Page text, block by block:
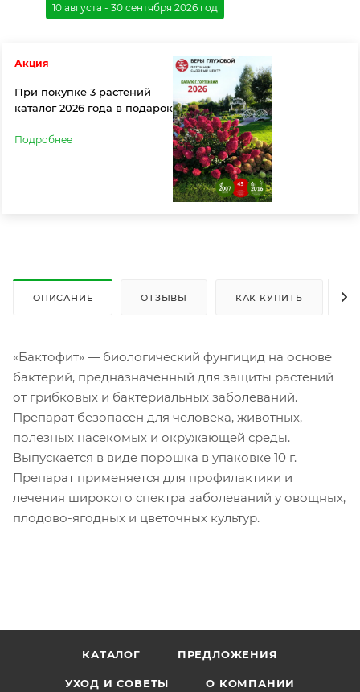
10 августа - 30 сентября 2026 год
Акция
При покупке 3 растений
каталог 2026 года в подарок
Подробнее
ОПИСАНИЕ ОТЗЫВЫ КАК КУПИТЬ
«Бактофит» — биологический фунгицид на основе
бактерий, предназначенный для защиты растений
от грибковых и бактериальных заболеваний.
Препарат безопасен для человека, животных,
полезных насекомых и окружающей среды.
Выпускается в виде порошка в упаковке 10 г.
Препарат применяется для профилактики и
лечения широкого спектра заболеваний у овощных,
плодово-ягодных и цветочных культур.
КАТАЛОГ ПРЕДЛОЖЕНИЯ
УХОД И СОВЕТЫ О КОМПАНИИ